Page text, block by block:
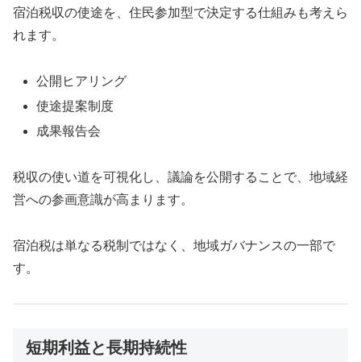
宿泊税収の使途を、住民参加型で決定する仕組みも考えら
れます。
公開ヒアリング
使途提案制度
成果報告会
税収の使い道を可視化し、議論を公開することで、地域経
営への参画意識が高まります。
宿泊税は単なる税制ではなく、地域ガバナンスの一部で
す。
短期利益と長期持続性